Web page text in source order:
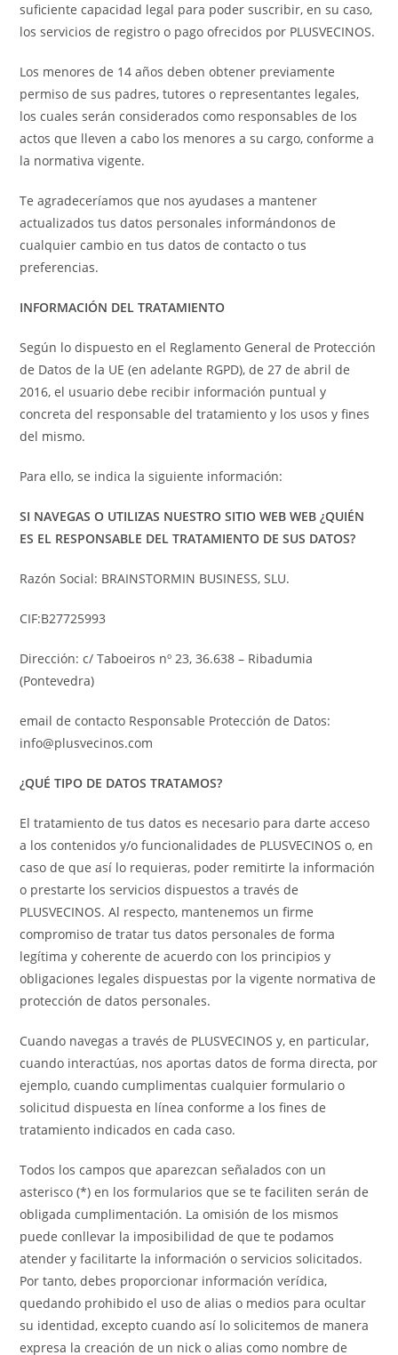
suficiente capacidad legal para poder suscribir, en su caso,
los servicios de registro o pago ofrecidos por PLUSVECINOS.
Los menores de 14 años deben obtener previamente
permiso de sus padres, tutores o representantes legales,
los cuales serán considerados como responsables de los
actos que lleven a cabo los menores a su cargo, conforme a
la normativa vigente.
Te agradeceríamos que nos ayudases a mantener
actualizados tus datos personales informándonos de
cualquier cambio en tus datos de contacto o tus
preferencias.
INFORMACIÓN DEL TRATAMIENTO
Según lo dispuesto en el Reglamento General de Protección
de Datos de la UE (en adelante RGPD), de 27 de abril de
2016, el usuario debe recibir información puntual y
concreta del responsable del tratamiento y los usos y fines
del mismo.
Para ello, se indica la siguiente información:
SI NAVEGAS O UTILIZAS NUESTRO SITIO WEB WEB ¿QUIÉN
ES EL RESPONSABLE DEL TRATAMIENTO DE SUS DATOS?
Razón Social: BRAINSTORMIN BUSINESS, SLU.
CIF:B27725993
Dirección: c/ Taboeiros nº 23, 36.638 – Ribadumia
(Pontevedra)
email de contacto Responsable Protección de Datos:
info@plusvecinos.com
¿QUÉ TIPO DE DATOS TRATAMOS?
El tratamiento de tus datos es necesario para darte acceso
a los contenidos y/o funcionalidades de PLUSVECINOS o, en
caso de que así lo requieras, poder remitirte la información
o prestarte los servicios dispuestos a través de
PLUSVECINOS. Al respecto, mantenemos un firme
compromiso de tratar tus datos personales de forma
legítima y coherente de acuerdo con los principios y
obligaciones legales dispuestas por la vigente normativa de
protección de datos personales.
Cuando navegas a través de PLUSVECINOS y, en particular,
cuando interactúas, nos aportas datos de forma directa, por
ejemplo, cuando cumplimentas cualquier formulario o
solicitud dispuesta en línea conforme a los fines de
tratamiento indicados en cada caso.
Todos los campos que aparezcan señalados con un
asterisco (*) en los formularios que se te faciliten serán de
obligada cumplimentación. La omisión de los mismos
puede conllevar la imposibilidad de que te podamos
atender y facilitarte la información o servicios solicitados.
Por tanto, debes proporcionar información verídica,
quedando prohibido el uso de alias o medios para ocultar
su identidad, excepto cuando así lo solicitemos de manera
expresa la creación de un nick o alias como nombre de